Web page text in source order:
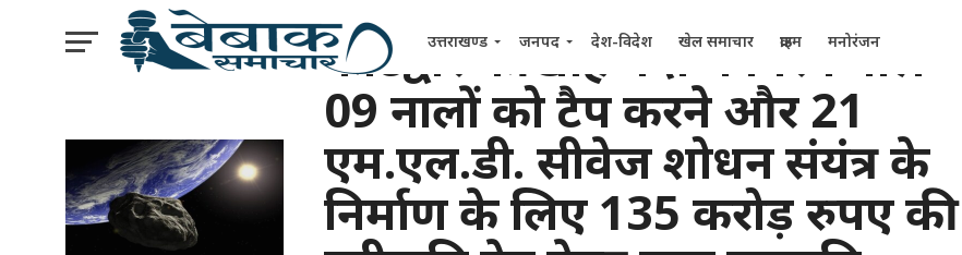
उत्तराखण्ड जनपद देश-विदेश खेल समाचार क्राइम मनोरंजन
कोटद्वार की खोह नदी में गिरने वाले
09 नालों को टैप करने और 21
एम.एल.डी. सीवेज शोधन संयंत्र के
निर्माण के लिए 135 करोड़ रुपए की